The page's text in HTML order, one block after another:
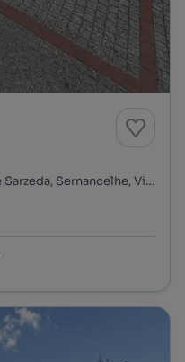
Bairro da Calçada, Sernancelhe e Sarzeda, Sernancelhe, Viseu